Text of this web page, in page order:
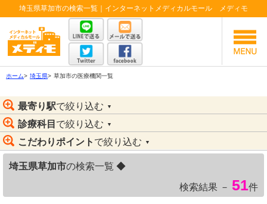
埼玉県草加市の検索一覧｜インターネットメディカルモール メディモ
ホーム> 埼玉県> 草加市の医療機関一覧
最寄り駅で絞り込む ▼
診療科目 で絞り込む ▼
こだわりポイント で絞り込む ▼
埼玉県草加市の検索一覧 ◆
検索結果 － 51件